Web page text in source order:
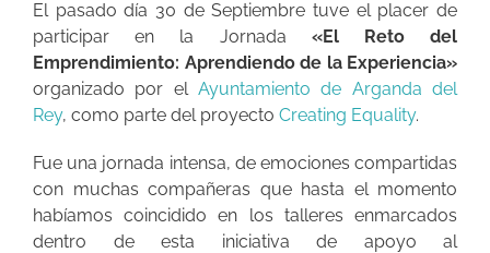
El pasado día 30 de Septiembre tuve el placer de
participar en la Jornada «El Reto del
Emprendimiento: Aprendiendo de la Experiencia»
organizado por el Ayuntamiento de Arganda del
Rey, como parte del proyecto Creating Equality.
Fue una jornada intensa, de emociones compartidas
con muchas compañeras que hasta el momento
habíamos coincidido en los talleres enmarcados
dentro de esta iniciativa de apoyo al